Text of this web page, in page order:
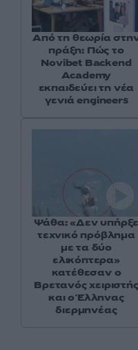
Από τη θεωρία
πράξη: Πώς το
Novibet Backend
Academy
εκπαιδεύει τη νέα
γενιά engineers
Ψάθα: «Δεν υπήρξε
τεχνικό πρόβλημα
με τα δύο
ελικόπτερα»
κατέθεσαν ο
Βρετανός χειριστής
και ο Έλληνας
διερμηνέας